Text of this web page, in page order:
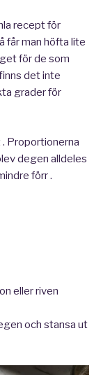
recept för
får man höfta lite
för de som
det inte
grader för
Proportionerna
degen alldeles
förr .
eller riven
och stansa ut